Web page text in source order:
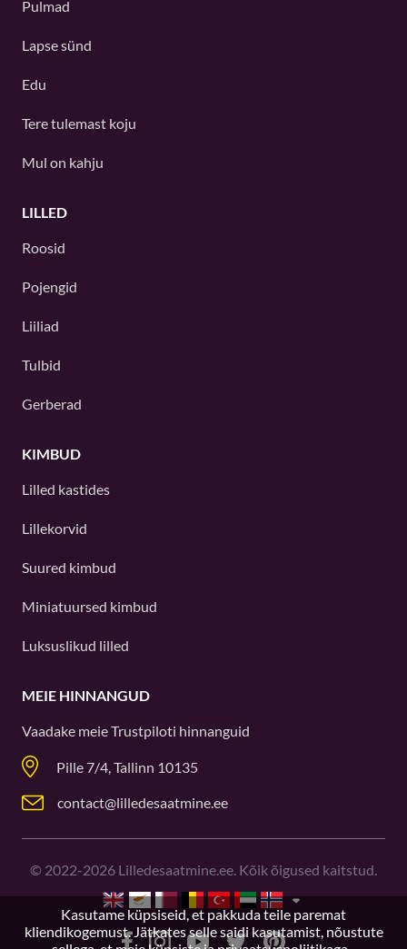
Pulmad
Lapse sünd
Edu
Tere tulemast koju
Mul on kahju
LILLED
Roosid
Pojengid
Liiliad
Tulbid
Gerberad
KIMBUD
Lilled kastides
Lillekorvid
Suured kimbud
Miniatuursed kimbud
Luksuslikud lilled
MEIE HINNANGUD
Vaadake meieTrustpiloti hinnanguid
Pille 7/4, Tallinn 10135
contact@lilledesaatmine.ee
© 2022-2026 Lilledesaatmine.ee. Kõik õigused kaitstud.
Kasutame küpsiseid, et pakkuda teile paremat
kliendikogemust. Jätkates selle saidi kasutamist, nõustute